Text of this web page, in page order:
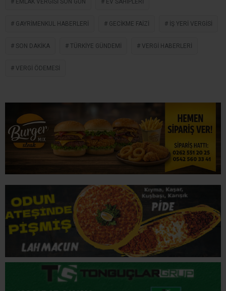
GAYRIMENKUL HABERLERI GECIKME FAIZI İŞ YERI VERGISI
SON DAKIKA TÜRKIYE GÜNDEMI VERGI HABERLERI
VERGI ÖDEMESI